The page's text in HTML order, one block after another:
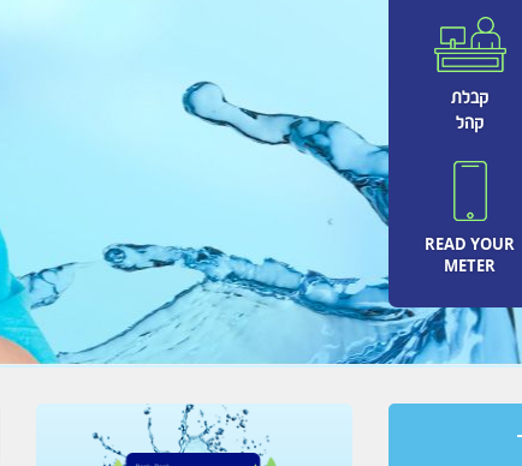
קבלת
קהל
READ YOUR
METER